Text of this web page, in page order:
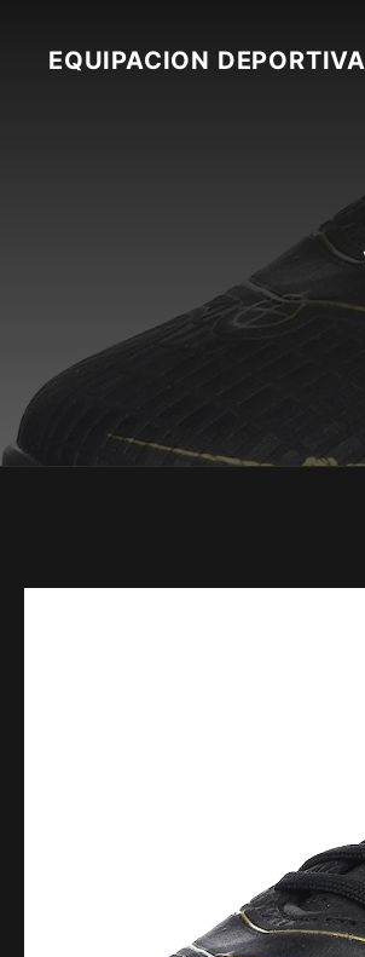
contentEQUIPACION DEPORTIVA